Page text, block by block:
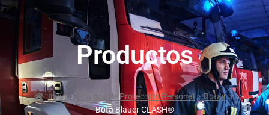
Productos
Inicio Equipos de Protección Personal
Botas
Bota Blauer CLASH®